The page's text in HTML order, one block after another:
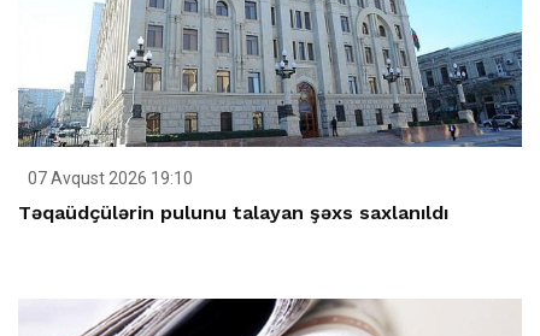
07 Avqust 2026 19:10
Təqaüdçülərin pulunu talayan şəxs saxlanıldı